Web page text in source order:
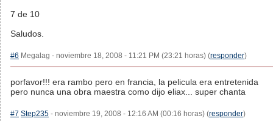
7 de 10
Saludos.
#6 Megalag - noviembre 18, 2008 - 11:21 PM (23:21 horas) (responder)
porfavor!!! era rambo pero en francia, la pelicula era entretenida
pero nunca una obra maestra como dijo eliax... super chanta
#7 Step235 - noviembre 19, 2008 - 12:16 AM (00:16 horas) (responder)